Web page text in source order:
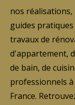
nos réalisations,
guides
travaux de
d'appartement,
de bain, de
professionnels
France.